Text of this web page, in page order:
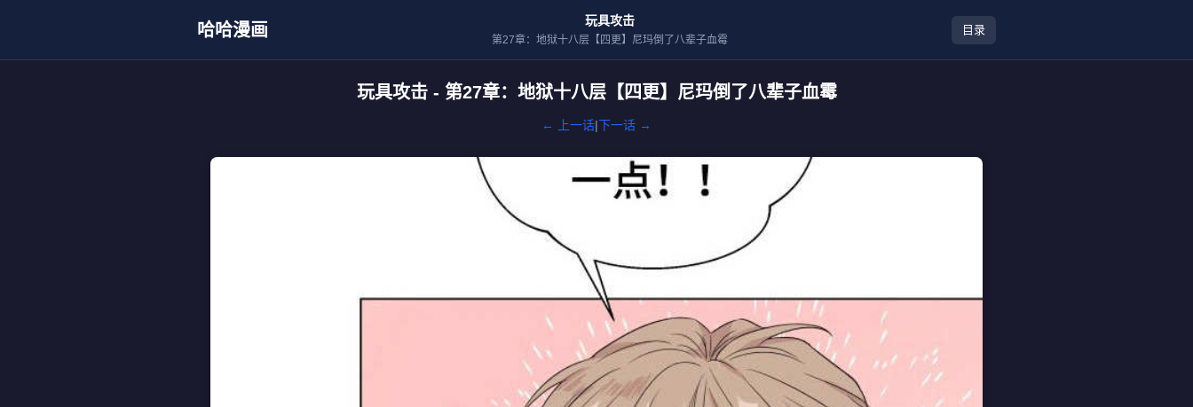
哈哈漫画 玩具攻击
第27章：地狱十八层【四更】尼玛倒了八辈子血霉
目录
玩具攻击 - 第27章：地狱十八层【四更】尼玛倒了八辈子血霉
← 上一话|下一话 →